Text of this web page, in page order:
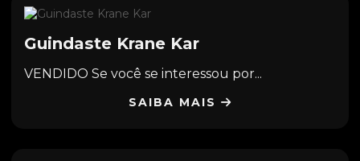
Guindaste Krane Kar
VENDIDO Se você se interessou por...
SAIBA MAIS